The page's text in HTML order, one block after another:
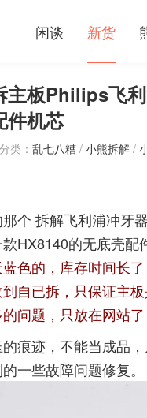
闲谈 新货
主板Philips飞
件机芯
分类： 乱七八糟 / 小熊拆解 /
个 拆解飞利浦冲牙
HX8140的无底壳配
色的，库存时间长
自已拆，只保证主
问题，只放在网站了
痕迹，不能当成品
一些故障问题修复。